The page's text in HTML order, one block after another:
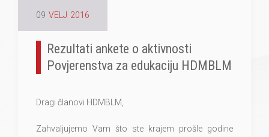
09 VELJ 2016
Rezultati ankete o aktivnosti
Povjerenstva za edukaciju HDMBLM
Dragi članovi HDMBLM,
Zahvaljujemo Vam što ste krajem prošle godine